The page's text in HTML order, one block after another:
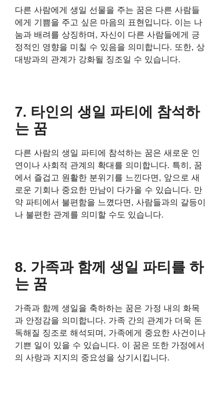
다른 사람에게 생일 선물을 주는 꿈은 다른 사람들
에게 기쁨을 주고 싶은 마음의 표현입니다. 이는 나
눔과 배려를 상징하며, 자신이 다른 사람들에게 긍
정적인 영향을 미칠 수 있음을 의미합니다. 또한, 상
대방과의 관계가 강화될 징조일 수 있습니다.
7. 타인의 생일 파티에 참석하
는 꿈
다른 사람의 생일 파티에 참석하는 꿈은 새로운 인
연이나 사회적 관계의 확대를 의미합니다. 특히, 꿈
에서 즐겁고 원활한 분위기를 느낀다면, 앞으로 새
로운 기회나 중요한 만남이 다가올 수 있습니다. 만
약 파티에서 불편함을 느꼈다면, 사람들과의 갈등이
나 불편한 관계를 의미할 수도 있습니다.
8. 가족과 함께 생일 파티를 하
는 꿈
가족과 함께 생일을 축하하는 꿈은 가정 내의 화목
과 안정감을 의미합니다. 가족 간의 관계가 더욱 돈
독해질 징조로 해석되며, 가족에게 중요한 사건이나
기쁜 일이 있을 수 있습니다. 이 꿈은 또한 가정에서
의 사랑과 지지의 중요성을 상기시킵니다.